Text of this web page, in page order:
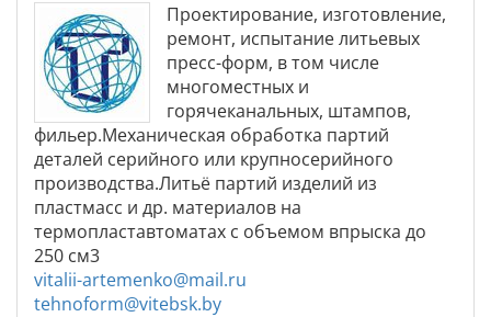
Проектирование, изготовление,
ремонт, испытание литьевых
пресс-форм, в том числе
многоместных и
горячеканальных, штампов,
фильер.Механическая обработка партий
деталей серийного или крупносерийного
производства.Литьё партий изделий из
пластмасс и др. материалов на
термопластавтоматах с объемом впрыска до
250 см3
vitalii-artemenko@mail.ru
tehnoform@vitebsk.by